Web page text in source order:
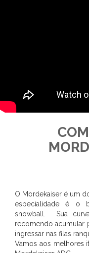
O Mordekaiser é um
especialidade é o
snowball. Sua
recomendo acumular
ingressar nas filas
Vamos aos melhores